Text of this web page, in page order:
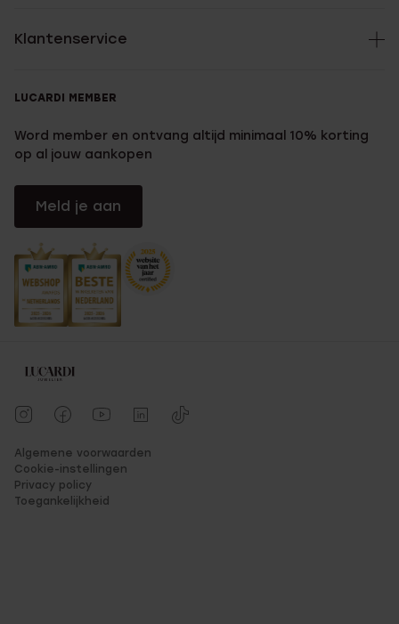
Klantenservice
LUCARDI MEMBER
Word member en ontvang altijd minimaal 10% korting
op al jouw aankopen
Meld je aan
Algemene voorwaarden
Cookie-instellingen
Privacy policy
Toegankelijkheid